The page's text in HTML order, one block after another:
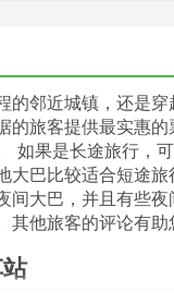
邻近城镇，还是
旅客提供最实惠
果是长途旅行，
巴比较适合短途旅
大巴，并且有些
他旅客的评论有助